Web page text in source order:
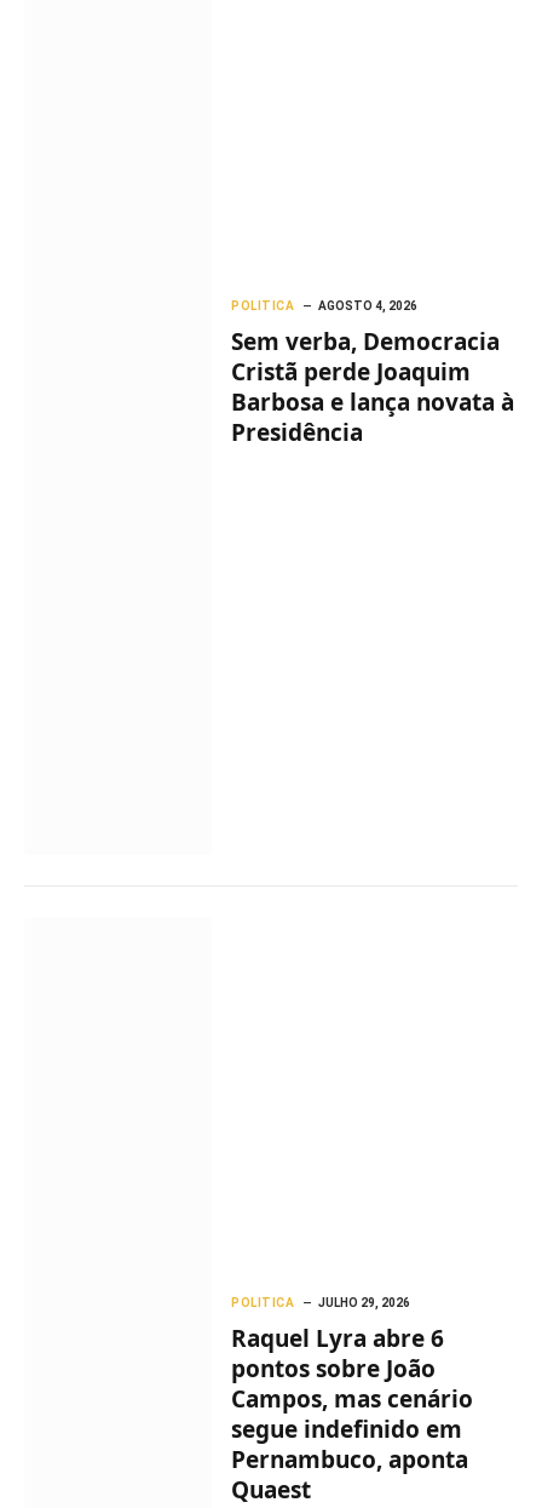
POLITICA AGOSTO 4, 2026
Sem verba, Democracia
Cristã perde Joaquim
Barbosa e lança novata à
Presidência
POLITICA JULHO 29, 2026
Raquel Lyra abre 6
pontos sobre João
Campos, mas cenário
segue indefinido em
Pernambuco, aponta
Quaest